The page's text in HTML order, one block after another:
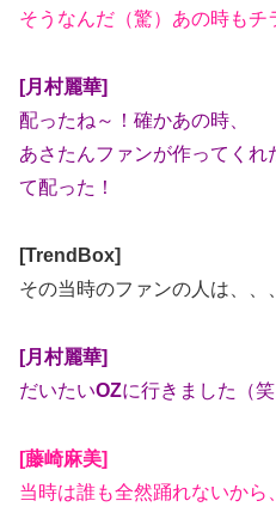
そうなんだ（驚）あの時もチ
[月村麗華]
配ったね～！確かあの時、
あさたんファンが作ってく
て配った！
[TrendBox]
その当時のファンの人は、、、
[月村麗華]
だいたいOZに行きました（笑
[藤崎麻美]
当時は誰も全然踊れないから